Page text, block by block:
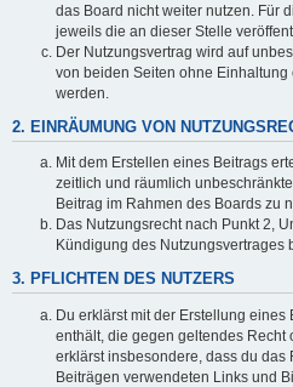
das Board nicht weiter nutzen. Für
jeweils die an dieser Stelle
Der Nutzungsvertrag wird auf
von beiden Seiten ohne
werden.
2. EINRÄUMUNG VON
Mit dem Erstellen eines Beitrags
zeitlich und räumlich
Beitrag im Rahmen des Boards zu
Das Nutzungsrecht nach Punkt 2,
Kündigung des Nutzungsvertrages
3. PFLICHTEN DES NUTZERS
Du erklärst mit der Erstellung eines
enthält, die gegen geltendes Recht
erklärst insbesondere, dass du das
Beiträgen verwendeten Links und